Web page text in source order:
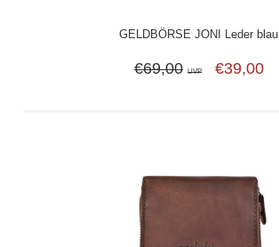
GELDBÖRSE JONI Leder blau
€69,00 UVP €39,00